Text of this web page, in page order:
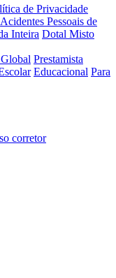
de Privacidade
Acidentes Pessoais de
Inteira Dotal Misto
Prestamista
Educacional Para
corretor